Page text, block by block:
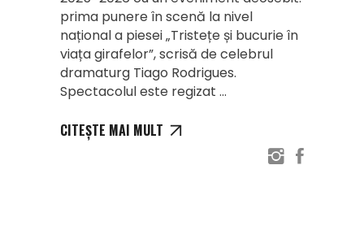
prima punere în scenă la nivel
național a piesei „Tristețe și bucurie în
viața girafelor”, scrisă de celebrul
dramaturg Tiago Rodrigues.
Spectacolul este regizat
CITEȘTE MAI MULT